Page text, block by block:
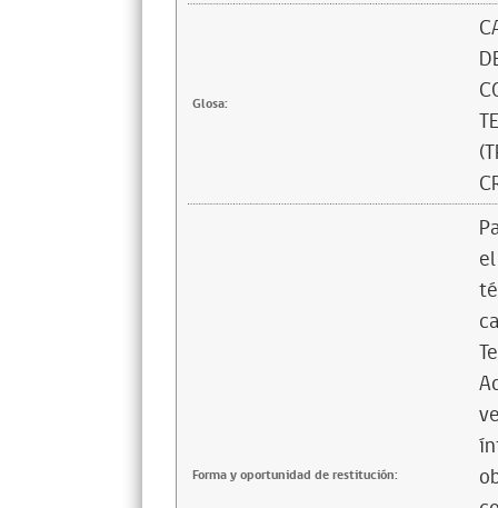
Glosa:
Forma y oportunidad de restitución: